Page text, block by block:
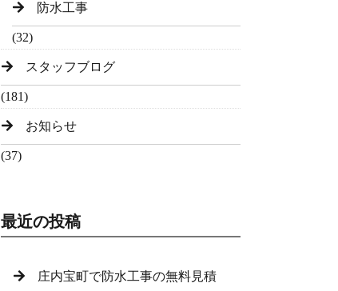
防水工事
(32)
スタッフブログ
(181)
お知らせ
(37)
最近の投稿
庄内宝町で防水工事の無料見積